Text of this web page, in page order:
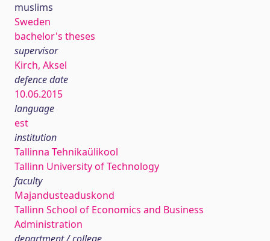
muslims
Sweden
bachelor's theses
supervisor
Kirch, Aksel
defence date
10.06.2015
language
est
institution
Tallinna Tehnikaülikool
Tallinn University of Technology
faculty
Majandusteaduskond
Tallinn School of Economics and Business
Administration